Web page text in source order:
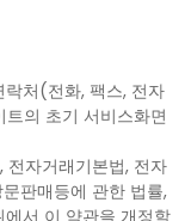
락처(전화, 팩스, 전자
의 초기 서비스화면
전자거래기본법, 전자
판매등에 관한 법률,
서 이 약관을 개정할